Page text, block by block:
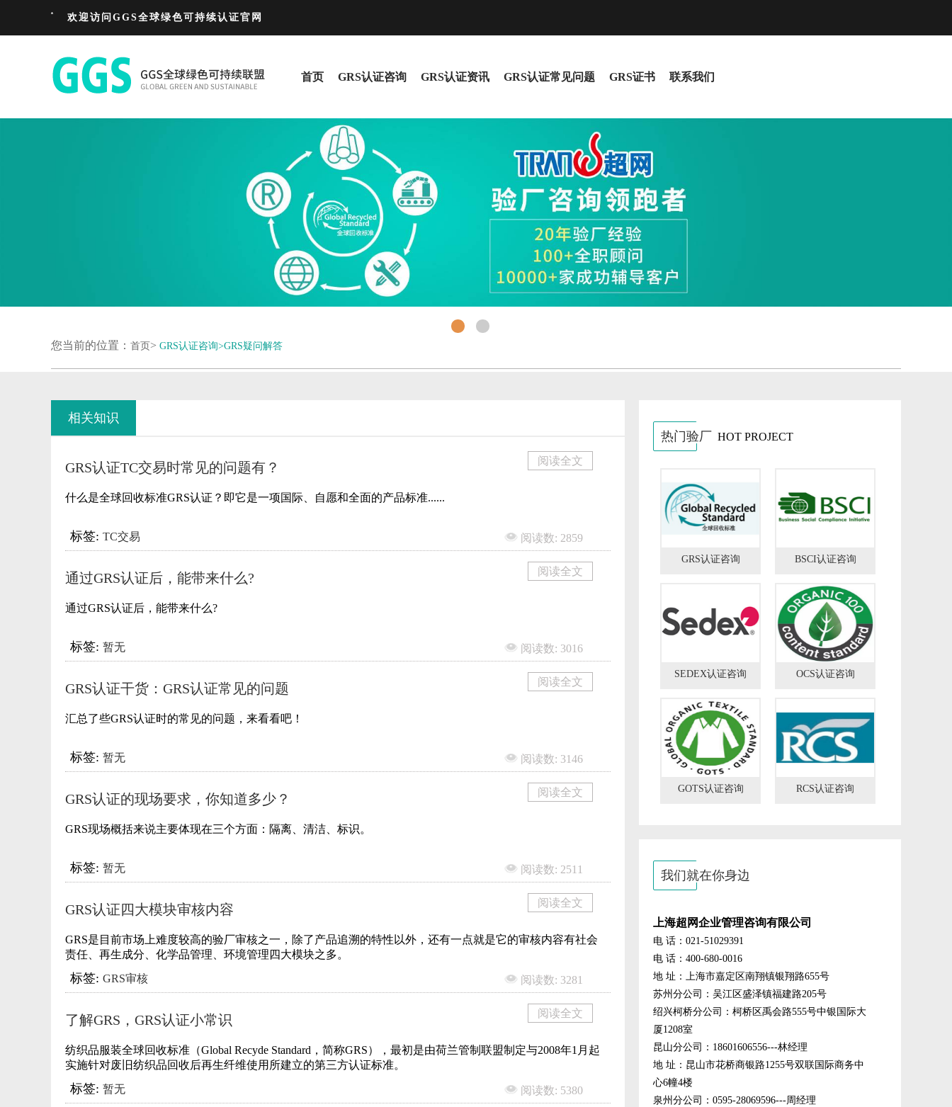
欢迎访问GGS全球绿色可持续认证官网
首页 GRS认证咨询 GRS认证资讯 GRS认证常见问题 GRS证书 联系我们
您当前的位置： 首页 > GRS认证咨询>GRS疑问解答
相关知识
GRS认证TC交易时常见的问题有？ 阅读全文
什么是​全球回收标准GRS认证？即它是一项国际、自愿和全面的产品标准......
标签: TC交易 阅读数: 2859
通过GRS认证后，能带来什么? 阅读全文
通过GRS认证后，能带来什么?
标签: 暂无 阅读数: 3016
GRS认证干货：GRS认证常见的问题 阅读全文
汇总了些GRS认证时的常见的问题，来看看吧！
标签: 暂无 阅读数: 3146
GRS认证的现场要求，你知道多少？ 阅读全文
​GRS现场概括来说主要体现在三个方面：隔离、清洁、标识。
标签: 暂无 阅读数: 2511
GRS认证四大模块审核内容 阅读全文
GRS是目前市场上难度较高的验厂审核之一，除了产品追溯的特性以外，还有一点就是它的审核内容有社会
责任、再生成分、化学品管理、环境管理四大模块之多。
标签: GRS审核 阅读数: 3281
了解GRS，GRS认证小常识 阅读全文
纺织品服装全球回收标准（Global Recyde Standard，简称GRS），最初是由荷兰管制联盟制定与2008年1月起
实施针对废旧纺织品回收后再生纤维使用所建立的第三方认证标准。
标签: 暂无 阅读数: 5380
热门验厂 HOT PROJECT
GRS认证咨询 BSCI认证咨询
SEDEX认证咨询 OCS认证咨询
GOTS认证咨询 RCS认证咨询
我们就在你身边
上海超网企业管理咨询有限公司
电 话：021-51029391
电 话：400-680-0016
地 址：上海市嘉定区南翔镇银翔路655号
苏州分公司：吴江区盛泽镇福建路205号
绍兴柯桥分公司：柯桥区禹会路555号中银国际大
厦1208室
昆山分公司：18601606556---林经理
地 址：昆山市花桥商银路1255号双联国际商务中
心6幢4楼
泉州分公司：0595-28069596---周经理